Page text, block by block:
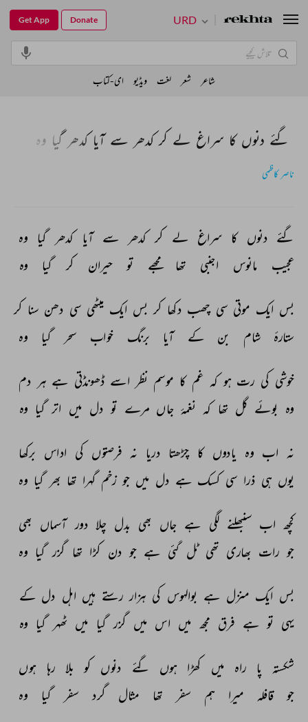
گئے دنوں کا سراغ لے کر کدھر سے آیا کدھر گیا وہ
ناصر کاظمی
گئے دنوں کا سراغ لے کر کدھر سے آیا کدھر گیا وہ
عجیب مانوس اجنبی تھا مجھے تو حیران کر گیا وہ
بس ایک موتی سی چھب دکھا کر بس ایک میٹھی سی دھن سنا کر
ستارۂ شام بن کے آیا برنگ خواب سحر گیا وہ
خوشی کی رت ہو کہ غم کا موسم نظر اسے ڈھونڈتی ہے ہر دم
وہ بوئے گل تھا کہ نغمۂ جاں مرے تو دل میں اتر گیا وہ
نہ اب وہ یادوں کا چڑھتا دریا نہ فرصتوں کی اداس برکھا
یوں ہی ذرا سی کسک ہے دل میں جو زخم گہرا تھا بھر گیا وہ
کچھ اب سنبھلنے لگی ہے جاں بھی بدل چلا دور آسماں بھی
جو رات بھاری تھی ٹل گئی ہے جو دن کڑا تھا گزر گیا وہ
بس ایک منزل ہے بوالہوس کی ہزار رستے ہیں اہل دل کے
یہی تو ہے فرق مجھ میں اس میں گزر گیا میں ٹھہر گیا وہ
شکستہ پا راہ میں کھڑا ہوں گئے دنوں کو بلا رہا
ہوں
جو
قافلہ میرا ہم سفر تھا مثال گرد سفر گیا وہ
URD
Get App Donate
شاعر شعر لغت ویڈیو ای-کتاب